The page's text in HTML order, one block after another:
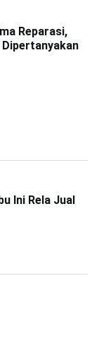
Reparasi,
Ini Rela Jual